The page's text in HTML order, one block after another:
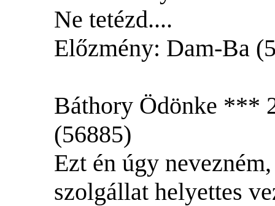
Ne tetézd....
Előzmény: Dam-Ba
Báthory Ödönke ***
(56885)
Ezt én úgy
szolgállat helyettes